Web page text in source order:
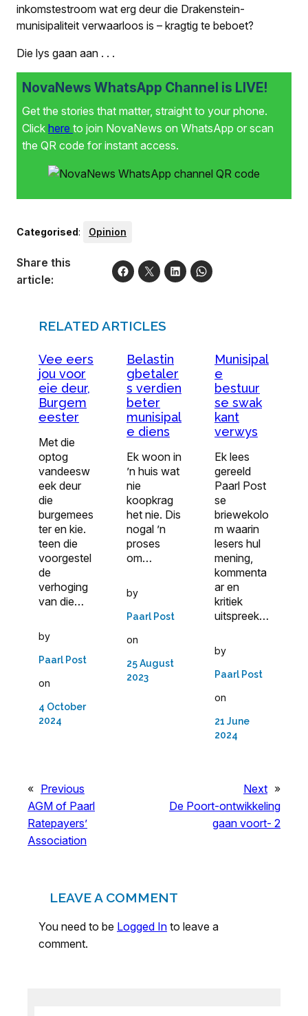
inkomstestroom wat erg deur die Drakenstein-
munisipali­teit verwaarloos is – kragtig te beboet?
Die lys gaan aan . . .
NovaNews WhatsApp Channel is LIVE!
Get the stories that matter, straight to your phone.
Click here to join NovaNews on WhatsApp or scan
the QR code for instant access.
Categorised: Opinion
Share this
article:
RELATED ARTICLES
Vee eers
jou voor
eie deur,
Burgem
eester
Met die
optog
vandeesw
eek deur
die
burgemees
ter en kie.
teen die
voorgestel
de
verhoging
van die…
by
Paarl Post
on
4 October
2024
Belastin
gbetaler
s verdien
beter
munisipal
e diens
Ek woon in
’n huis wat
nie
koopkrag
het nie. Dis
nogal ’n
proses
om…
by
Paarl Post
on
25 August
2023
Munisipal
e
bestuur
se swak
kant
verwys
Ek lees
gereeld
Paarl Post
se
briewekolo
m waarin
lesers hul
mening,
kommenta
ar en
kritiek
uitspreek…
by
Paarl Post
on
21 June
2024
« Previous
AGM of Paarl
Ratepayers’
Association
Next »
De Poort-ontwikkeling
gaan voort- 2
LEAVE A COMMENT
You need to be Logged In to leave a
comment.